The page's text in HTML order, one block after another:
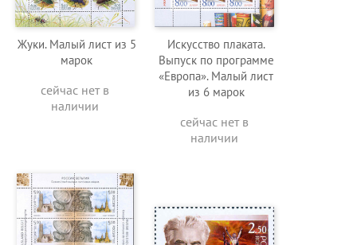
Жуки. Малый лист из 5
марок
сейчас нет в
наличии
Искусство плаката.
Выпуск по программе
«Европа». Малый лист
из 6 марок
сейчас нет в
наличии